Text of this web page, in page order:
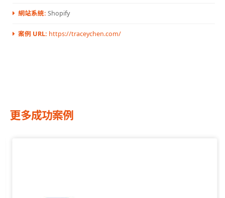
網站系統: Shopify
案例 URL: https://traceychen.com/
更多成功案例